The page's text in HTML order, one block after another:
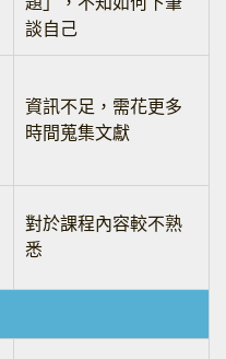
談自己
資訊不足，需花更多
時間蒐集文獻
對於課程內容較不熟
悉